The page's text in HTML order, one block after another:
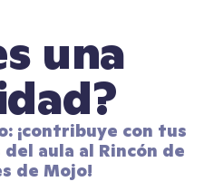
una
¡contribuye con tus
aula al Rincón de
de Mojo!